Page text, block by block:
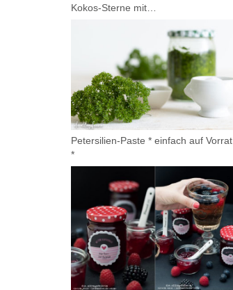
Kokos-Sterne mit…
Petersilien-Paste * einfach auf Vorrat
*